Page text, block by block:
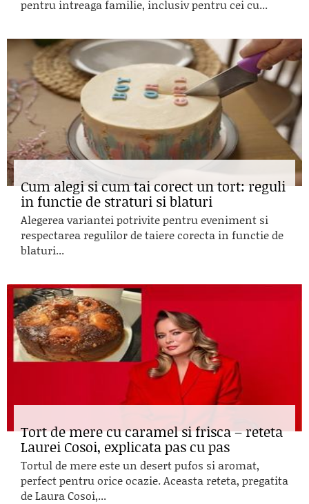
pentru intreaga familie, inclusiv pentru cei cu...
Cum alegi si cum tai corect un tort: reguli
in functie de straturi si blaturi
Alegerea variantei potrivite pentru eveniment si
respectarea regulilor de taiere corecta in functie de
blaturi...
Tort de mere cu caramel si frisca – reteta
Laurei Cosoi, explicata pas cu pas
Tortul de mere este un desert pufos si aromat,
perfect pentru orice ocazie. Aceasta reteta, pregatita
de Laura Cosoi,...